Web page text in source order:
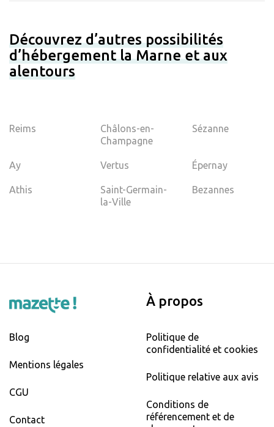
Découvrez d’autres possibilités
d’hébergement la Marne et aux
alentours
Reims
Châlons-en-
Champagne
Sézanne
Ay Vertus Épernay
Athis
Saint-Germain-
la-Ville
Bezannes
Blog
Mentions légales
CGU
Contact
À propos
Politique de
confidentialité et cookies
Politique relative aux avis
Conditions de
référencement et de